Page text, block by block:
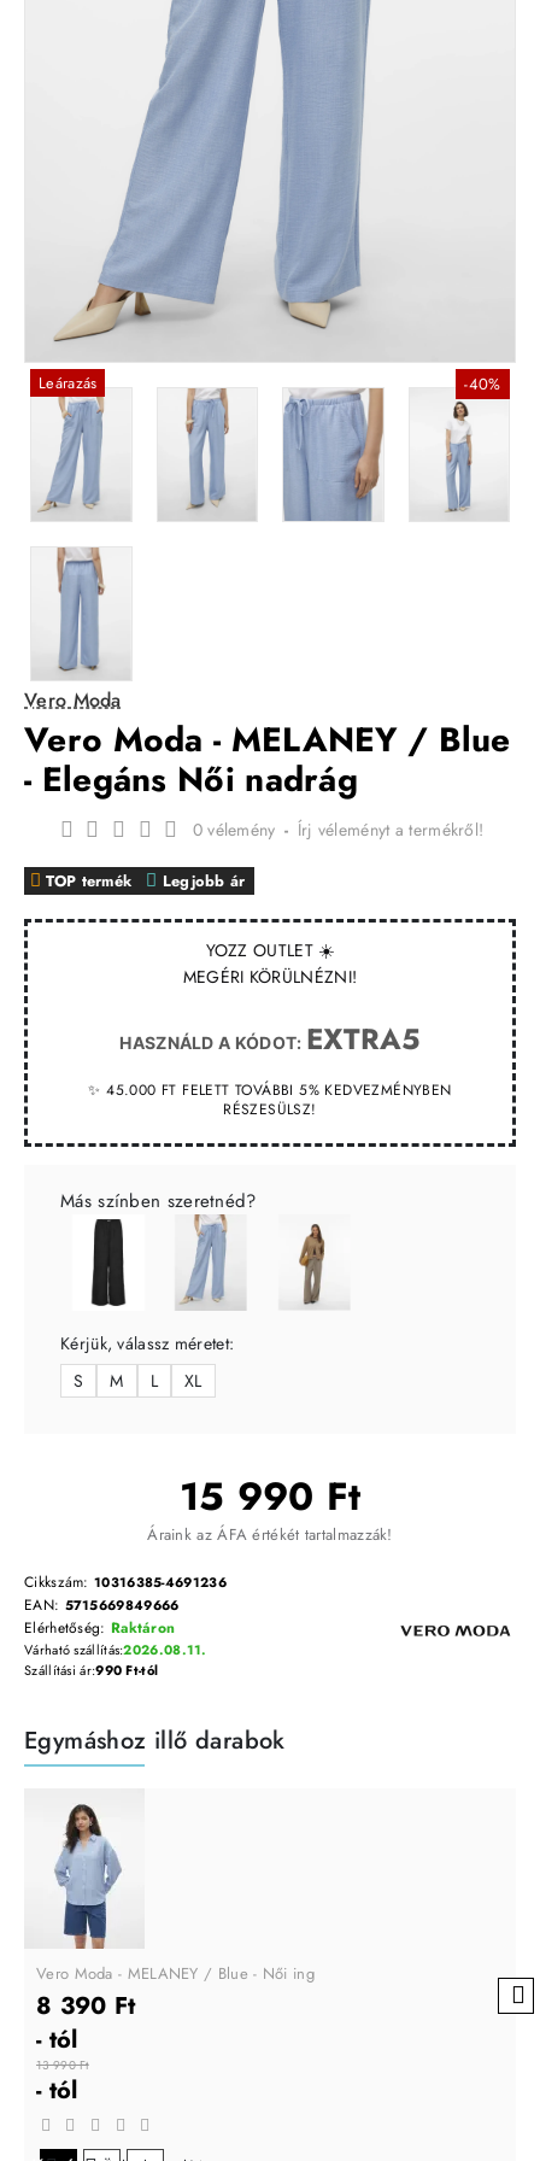
Leárazás -40%
Vero Moda
Vero Moda - MELANEY / Blue
- Elegáns Női nadrág
YOZZ OUTLET ☀️
MEGÉRI KÖRÜLNÉZNI!
HASZNÁLD A KÓDOT: EXTRA5
✨ 45.000 FT FELETT TOVÁBBI 5% KEDVEZMÉNYBEN
RÉSZESÜLSZ!
TOP termék Legjobb ár
0 vélemény - Írj véleményt a termékről!
15 990 Ft
Áraink az ÁFA értékét tartalmazzák!
Cikkszám: 10316385-4691236
EAN: 5715669849666
Elérhetőség: Raktáron
Várható szállítás:2026.08.11.
Szállítási ár:990 Ft-tól
Más színben szeretnéd?
Kérjük, válassz méretet:
S
M L XL
Egymáshoz illő darabok
Vero Moda - MELANEY / Blue - Női ing
8 390 Ft
- tól
13 990 Ft
- tól